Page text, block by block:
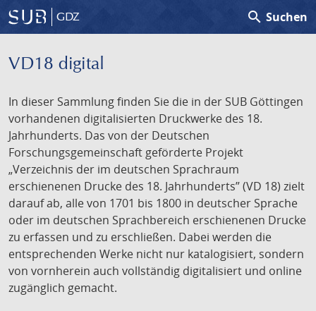
GDZ search Suchen
VD18 digital
In dieser Sammlung finden Sie die in der SUB Göttingen
vorhandenen digitalisierten Druckwerke des 18.
Jahrhunderts. Das von der Deutschen
Forschungsgemeinschaft geförderte Projekt
„Verzeichnis der im deutschen Sprachraum
erschienenen Drucke des 18. Jahrhunderts” (VD 18) zielt
darauf ab, alle von 1701 bis 1800 in deutscher Sprache
oder im deutschen Sprachbereich erschienenen Drucke
zu erfassen und zu erschließen. Dabei werden die
entsprechenden Werke nicht nur katalogisiert, sondern
von vornherein auch vollständig digitalisiert und online
zugänglich gemacht.